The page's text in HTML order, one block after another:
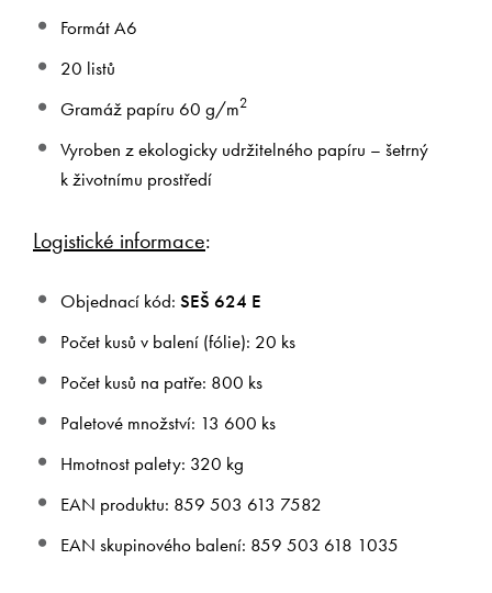
Formát A6
20 listů
Gramáž papíru 60 g/m2
Vyroben z ekologicky udržitelného papíru – šetrný
k životnímu prostředí
Logistické informace:
Objednací kód: SEŠ 624 E
Počet kusů v balení (fólie): 20 ks
Počet kusů na patře: 800 ks
Paletové množství: 13 600 ks
Hmotnost palety: 320 kg
EAN produktu: 859 503 613 7582
EAN skupinového balení: 859 503 618 1035